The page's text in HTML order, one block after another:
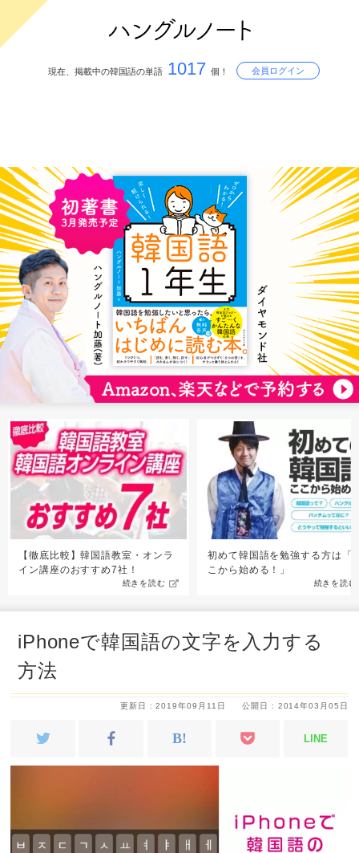
現在、掲載中の韓国語の単語 1017 個！ 会員ログイン
【徹底比較】韓国語教室・オンラ
イン講座のおすすめ7社！
続きを読む
初めて韓国語を勉強する方は「
こから始める！」
続きを読む
iPhoneで韓国語の文字を入力する
方法
公開日 : 2014年03月05日
更新日 : 2019年09月11日
LINE